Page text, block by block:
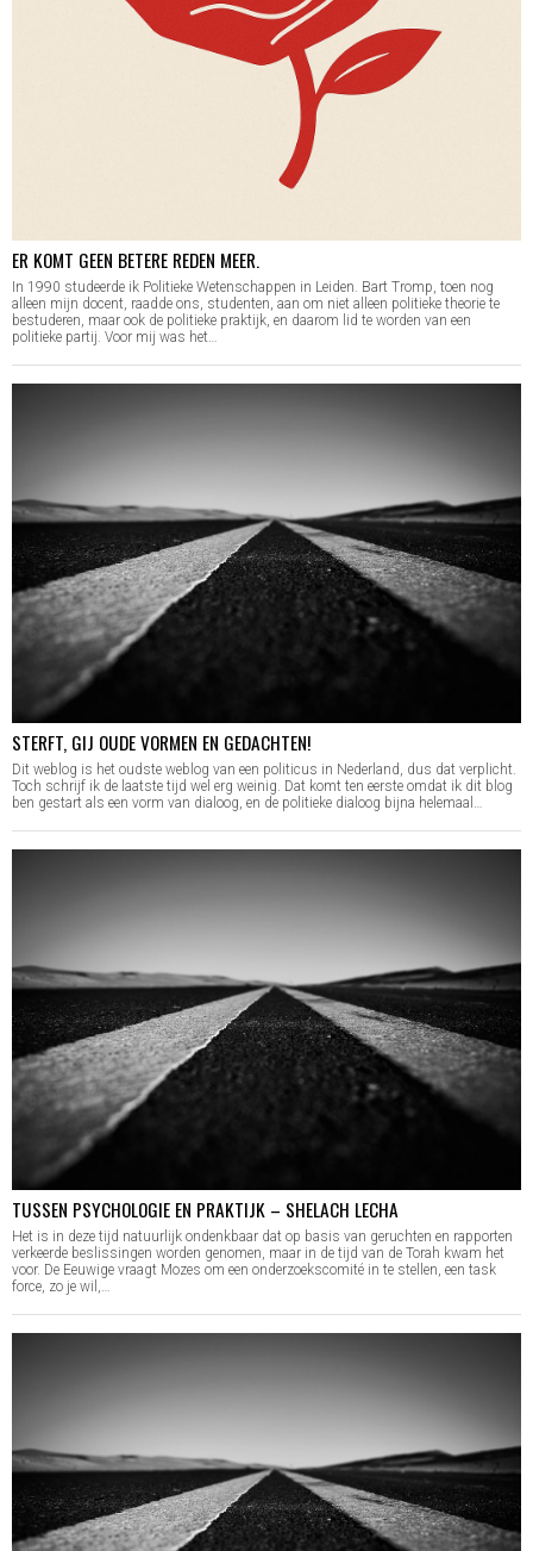
ER KOMT GEEN BETERE REDEN MEER.
In 1990 studeerde ik Politieke Wetenschappen in Leiden. Bart Tromp, toen nog
alleen mijn docent, raadde ons, studenten, aan om niet alleen politieke theorie te
bestuderen, maar ook de politieke praktijk, en daarom lid te worden van een
politieke partij. Voor mij was het…
STERFT, GIJ OUDE VORMEN EN GEDACHTEN!
Dit weblog is het oudste weblog van een politicus in Nederland, dus dat verplicht.
Toch schrijf ik de laatste tijd wel erg weinig. Dat komt ten eerste omdat ik dit blog
ben gestart als een vorm van dialoog, en de politieke dialoog bijna helemaal…
TUSSEN PSYCHOLOGIE EN PRAKTIJK – SHELACH LECHA
Het is in deze tijd natuurlijk ondenkbaar dat op basis van geruchten en rapporten
verkeerde beslissingen worden genomen, maar in de tijd van de Torah kwam het
voor. De Eeuwige vraagt Mozes om een onderzoekscomité in te stellen, een task
force, zo je wil,…